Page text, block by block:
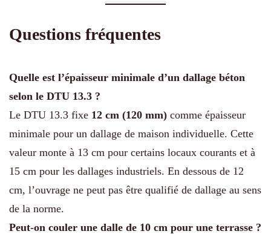
Questions fréquentes
Quelle est l’épaisseur minimale d’un dallage béton
selon le DTU 13.3 ?
Le DTU 13.3 fixe 12 cm (120 mm) comme épaisseur
minimale pour un dallage de maison individuelle. Cette
valeur monte à 13 cm pour certains locaux courants et à
15 cm pour les dallages industriels. En dessous de 12
cm, l’ouvrage ne peut pas être qualifié de dallage au sens
de la norme.
Peut-on couler une dalle de 10 cm pour une terrasse ?